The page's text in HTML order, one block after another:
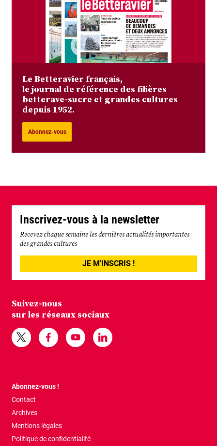
Le Betteravier français,
le journal de référence des filières
betterave-sucre et grandes cultures
depuis 1952.
Abonnez-vous
Inscrivez-vous à la newsletter
Recevez chaque semaine les dernières actualités importantes
des grandes cultures
JE M'INSCRIS !
Suivez-nous
sur les réseaux sociaux
Abonnez-vous !
Contact
Archives
Mentions légales
Politique de confidentialité